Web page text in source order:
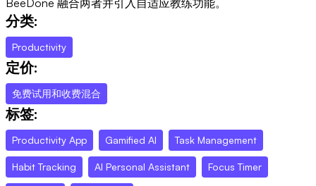
分类:
Productivity
定价:
免费试用和收费混合
标签:
Productivity App Gamified AI Task Management
Habit Tracking AI Personal Assistant Focus Timer